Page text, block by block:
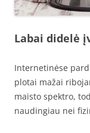
Labai didelė
Internetinėse
plotai mažai
maisto spektro,
naudingiau nei